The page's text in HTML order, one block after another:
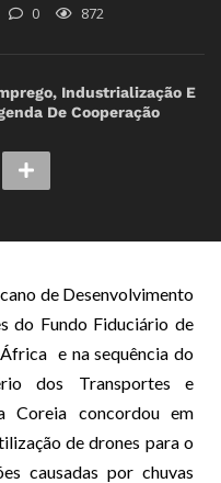
0 872
Industrialização E
De Cooperação
de Desenvolvimento
do Fundo Fiduciário de
e na sequência do
dos Transportes e
Coreia concordou em
de drones para o
causadas por chuvas